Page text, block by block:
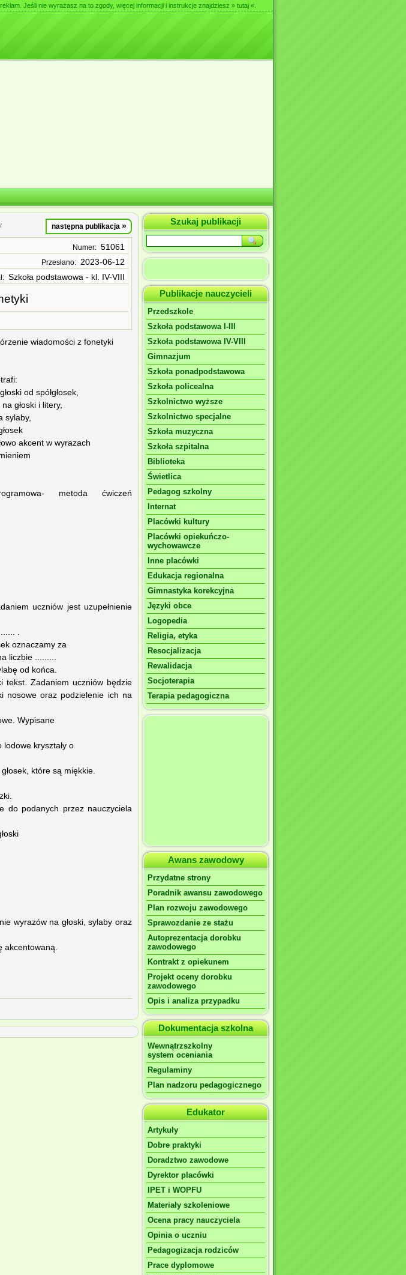
Jeśli nie wyrażasz na to zgody, więcej informacji i instrukcje znajdziesz » tutaj «
następna publikacja »
Numer: 51061
Przesłano: 2023-06-12
Szkoła podstawowa - kl. IV-VIII
wiadomości z fonetyki
od spółgłosek,
głoski i litery,
sylaby,
akcent w wyrazach
metoda ćwiczeń
uczniów jest uzupełnienie
.
oznaczamy za
liczbie .........
od końca.
tekst. Zadaniem uczniów będzie
nosowe oraz podzielenie ich na
Wypisane
kryształy o
które są miękkie.
do podanych przez nauczyciela
wyrazów na głoski, sylaby oraz
akcentowaną.
Szukaj publikacji
Publikacje nauczycieli
Przedszkole
Szkoła podstawowa I-III
Szkoła podstawowa IV-VIII
Gimnazjum
Szkoła ponadpodstawowa
Szkoła policealna
Szkolnictwo wyższe
Szkolnictwo specjalne
Szkoła muzyczna
Szkoła szpitalna
Biblioteka
Świetlica
Pedagog szkolny
Internat
Placówki kultury
Placówki opiekuńczo-
wychowawcze
Inne placówki
Edukacja regionalna
Gimnastyka korekcyjna
Języki obce
Logopedia
Religia, etyka
Resocjalizacja
Rewalidacja
Socjoterapia
Terapia pedagogiczna
Awans zawodowy
Przydatne strony
Poradnik awansu zawodowego
Plan rozwoju zawodowego
Sprawozdanie ze stażu
Autoprezentacja dorobku
zawodowego
Kontrakt z opiekunem
Projekt oceny dorobku
zawodowego
Opis i analiza przypadku
Dokumentacja szkolna
Wewnątrzszkolny
system oceniania
Regulaminy
Plan nadzoru pedagogicznego
Edukator
Artykuły
Dobre praktyki
Doradztwo zawodowe
Dyrektor placówki
IPET i WOPFU
Materiały szkoleniowe
Ocena pracy nauczyciela
Opinia o uczniu
Pedagogizacja rodziców
Prace dyplomowe